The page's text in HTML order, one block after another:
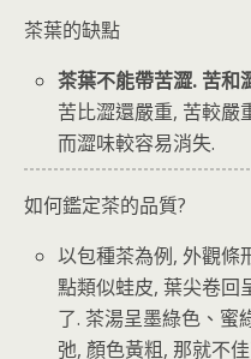
茶葉的缺點
茶葉不能帶苦澀. 苦和
苦比澀還嚴重, 苦較嚴
而澀味較容易消失.
如何鑑定茶的品質?
以包種茶為例, 外觀條
點類似蛙皮, 葉尖卷回
了. 茶湯呈墨綠色、蜜
弛, 顏色黃粗, 那就不